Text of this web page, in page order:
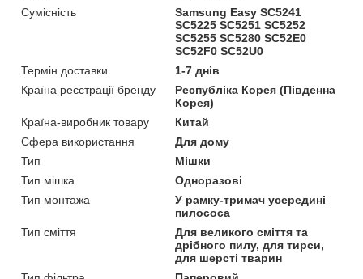
Сумісність
Samsung Easy SC5241
SC5225 SC5251 SC5252
SC5255 SC5280 SC52E0
SC52F0 SC52U0
Термін доставки
1-7 днів
Країна реєстрації бренду
Республіка Корея (Південна
Корея)
Країна-виробник товару
Китай
Сфера використання
Для дому
Тип
Мішки
Тип мішка
Одноразові
Тип монтажа
У рамку-тримач усередині
пилососа
Тип сміття
Для великого сміття та
дрібного пилу, для тирси,
для шерсті тварин